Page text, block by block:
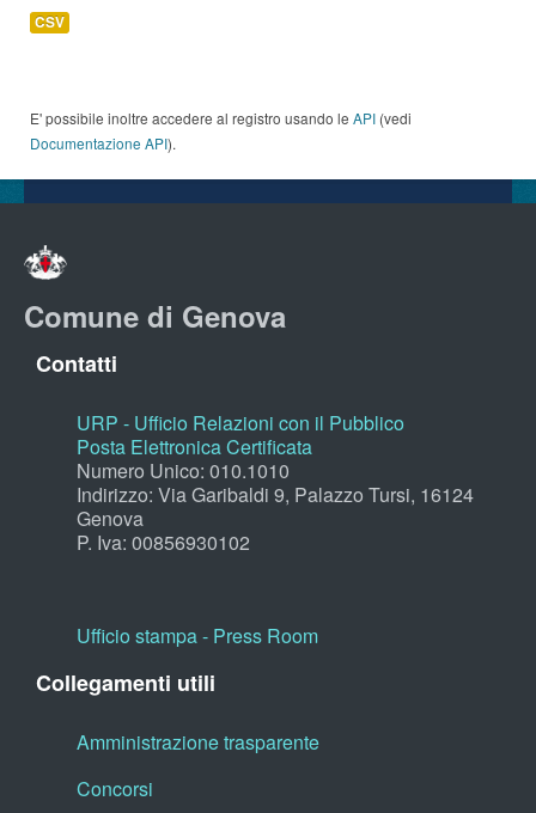
CSV
E' possibile inoltre accedere al registro usando le API (vedi
Documentazione API).
Comune di Genova
Contatti
URP - Ufficio Relazioni con il Pubblico
Posta Elettronica Certificata
Numero Unico: 010.1010
Indirizzo: Via Garibaldi 9, Palazzo Tursi, 16124
Genova
P. Iva: 00856930102
Ufficio stampa - Press Room
Collegamenti utili
Amministrazione trasparente
Concorsi